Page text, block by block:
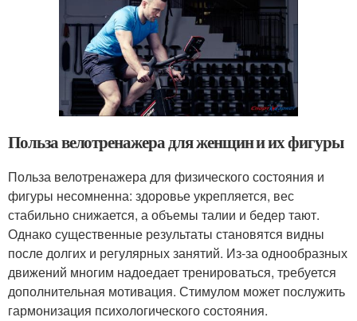
Польза велотренажера для женщин и их фигуры
Польза велотренажера для физического состояния и
фигуры несомненна: здоровье укрепляется, вес
стабильно снижается, а объемы талии и бедер тают.
Однако существенные результаты становятся видны
после долгих и регулярных занятий. Из-за однообразных
движений многим надоедает тренироваться, требуется
дополнительная мотивация. Стимулом может послужить
гармонизация психологического состояния.